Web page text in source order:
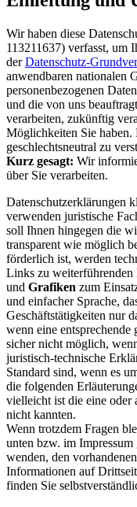
Wir haben diese
113211637) verfasst, um
derDatenschutz-
anwendbaren nationalen
personenbezogenen
und die von uns
verarbeiten, zukünftig
Möglichkeiten Sie
geschlechtsneutral zu
Kurz gesagt: Wir
über Sie verarbeiten.
Datenschutzerklärungen
verwenden juristische
soll Ihnen hingegen die
transparent wie möglich
förderlich ist, werden
Links zu weiterführenden
und Grafiken zum
und einfacher Sprache,
Geschäftstätigkeiten nur
wenn eine entsprechende
sicher nicht möglich,
juristisch-technische
Standard sind, wenn es
die folgenden
vielleicht ist die eine oder
nicht kannten.
Wenn trotzdem Fragen
unten bzw. im
wenden, den
Informationen auf
finden Sie